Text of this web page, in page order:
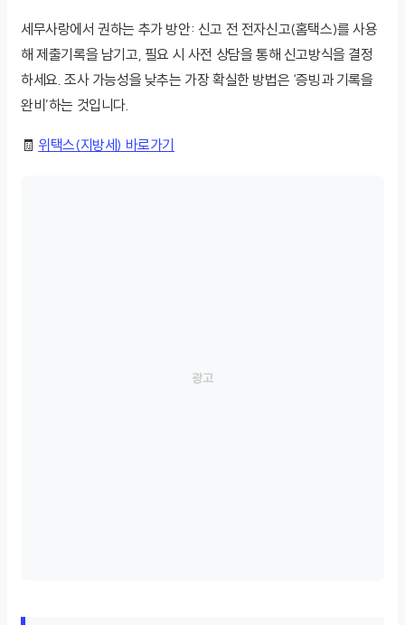
세무사랑에서 권하는 추가 방안: 신고 전 전자신고(홈택스)를 사용
해 제출기록을 남기고, 필요 시 사전 상담을 통해 신고방식을 결정
하세요. 조사 가능성을 낮추는 가장 확실한 방법은 ‘증빙과 기록을
완비’하는 것입니다.
🧾 위택스(지방세) 바로가기